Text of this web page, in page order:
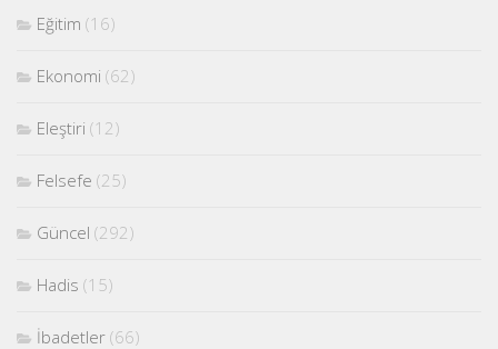
Eğitim (16)
Ekonomi (62)
Eleştiri (12)
Felsefe (25)
Güncel (292)
Hadis (15)
İbadetler (66)